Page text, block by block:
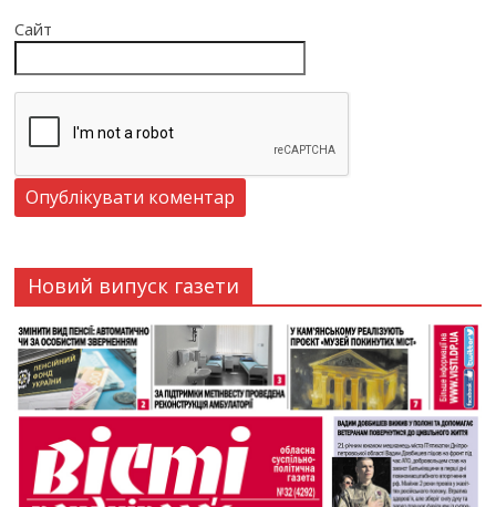
Сайт
Новий випуск газети